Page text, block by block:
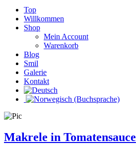
Top
Willkommen
Shop
Mein Account
Warenkorb
Blog
Smil
Galerie
Kontakt
Makrele in Tomatensauce